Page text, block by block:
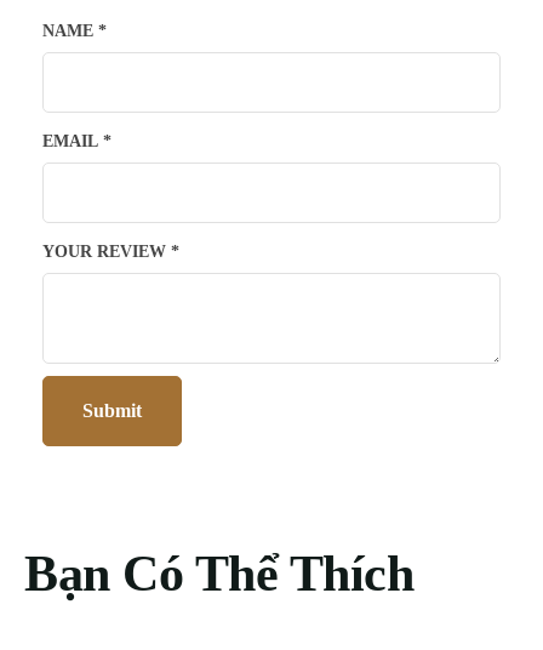
YOUR REVIEW *
NAME *
EMAIL *
Bạn Có Thể Thích